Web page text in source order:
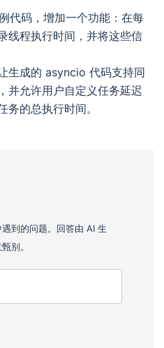
代码，增加一个功能：在每
线程执行时间，并将这些信
生成的 asyncio 代码支持同
并允许用户自定义任务延迟
务的总执行时间。
到的问题。回答由 AI 生
别。